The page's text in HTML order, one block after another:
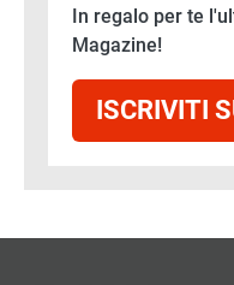
In regalo per te
Magazine!
ISCRIVITI